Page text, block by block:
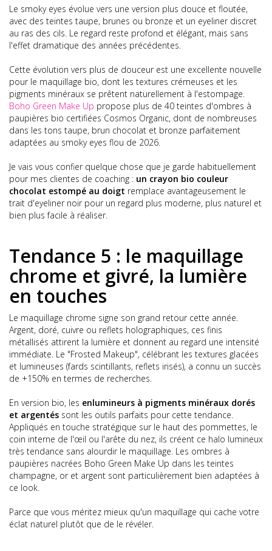
Le smoky eyes évolue vers une version plus douce et floutée,
avec des teintes taupe, brunes ou bronze et un eyeliner discret
au ras des cils. Le regard reste profond et élégant, mais sans
l'effet dramatique des années précédentes.
Cette évolution vers plus de douceur est une excellente nouvelle
pour le maquillage bio, dont les textures crémeuses et les
pigments minéraux se prêtent naturellement à l'estompage.
Boho Green Make Up propose plus de 40 teintes d'ombres à
paupières bio certifiées Cosmos Organic, dont de nombreuses
dans les tons taupe, brun chocolat et bronze parfaitement
adaptées au smoky eyes flou de 2026.
Je vais vous confier quelque chose que je garde habituellement
pour mes clientes de coaching : un crayon bio couleur
chocolat estompé au doigt remplace avantageusement le
trait d'eyeliner noir pour un regard plus moderne, plus naturel et
bien plus facile à réaliser.
Tendance 5 : le maquillage
chrome et givré, la lumière
en touches
Le maquillage chrome signe son grand retour cette année.
Argent, doré, cuivre ou reflets holographiques, ces finis
métallisés attirent la lumière et donnent au regard une intensité
immédiate. Le "Frosted Makeup", célébrant les textures glacées
et lumineuses (fards scintillants, reflets irisés), a connu un succès
de +150% en termes de recherches.
En version bio, les enlumineurs à pigments minéraux dorés
et argentés sont les outils parfaits pour cette tendance.
Appliqués en touche stratégique sur le haut des pommettes, le
coin interne de l'œil ou l'arête du nez, ils créent ce halo lumineux
très tendance sans alourdir le maquillage. Les ombres à
paupières nacrées Boho Green Make Up dans les teintes
champagne, or et argent sont particulièrement bien adaptées à
ce look.
Parce que vous méritez mieux qu'un maquillage qui cache votre
éclat naturel plutôt que de le révéler.